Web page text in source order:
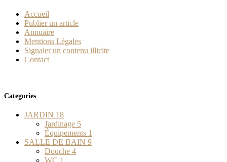
Accueil
Publier un article
Annuaire
Mentions Légales
Signaler un contenu illicite
Contact
Categories
JARDIN 18
Jardinage 5
Équipements 1
SALLE DE BAIN 9
Douche 4
WC 1